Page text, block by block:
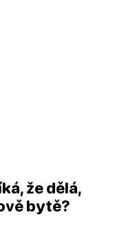
že dělá,
bytě?